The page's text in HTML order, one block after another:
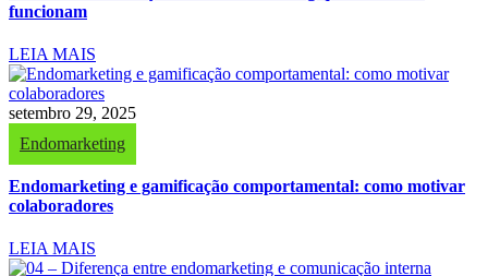
funcionam
LEIA MAIS
setembro 29, 2025
Endomarketing
Endomarketing e gamificação comportamental: como motivar
colaboradores
LEIA MAIS